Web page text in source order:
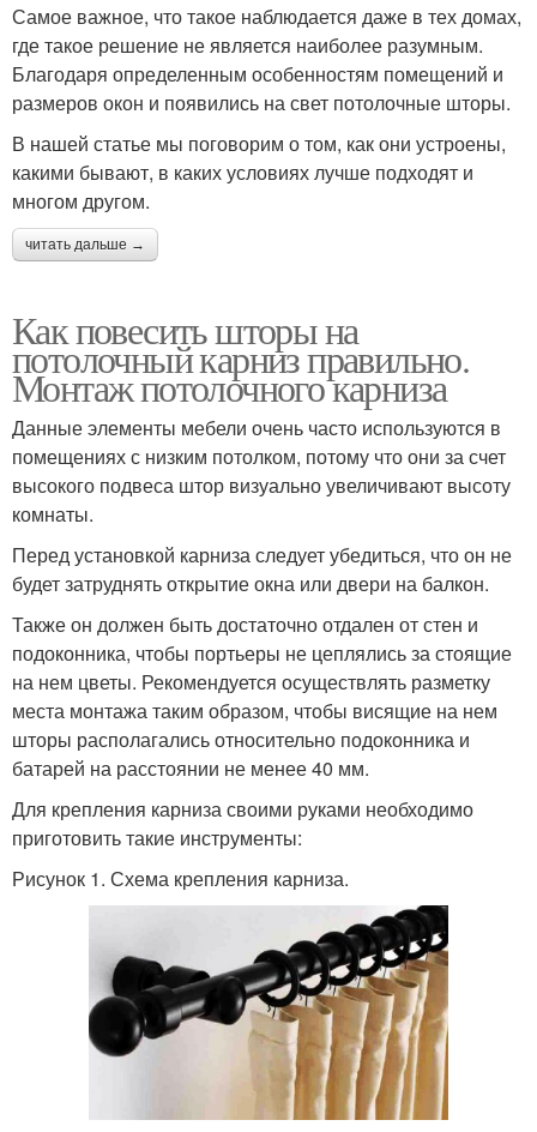
Самое важное, что такое наблюдается даже в тех домах,
где такое решение не является наиболее разумным.
Благодаря определенным особенностям помещений и
размеров окон и появились на свет потолочные шторы.
В нашей статье мы поговорим о том, как они устроены,
какими бывают, в каких условиях лучше подходят и
многом другом.
читать дальше →
Как повесить шторы на
потолочный карниз правильно.
Монтаж потолочного карниза
Данные элементы мебели очень часто используются в
помещениях с низким потолком, потому что они за счет
высокого подвеса штор визуально увеличивают высоту
комнаты.
Перед установкой карниза следует убедиться, что он не
будет затруднять открытие окна или двери на балкон.
Также он должен быть достаточно отдален от стен и
подоконника, чтобы портьеры не цеплялись за стоящие
на нем цветы. Рекомендуется осуществлять разметку
места монтажа таким образом, чтобы висящие на нем
шторы располагались относительно подоконника и
батарей на расстоянии не менее 40 мм.
Для крепления карниза своими руками необходимо
приготовить такие инструменты:
Рисунок 1. Схема крепления карниза.